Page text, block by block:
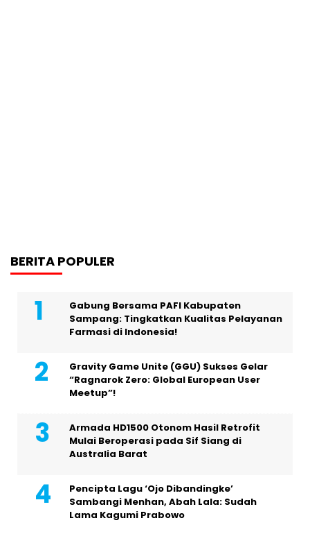
BERITA POPULER
Gabung Bersama PAFI Kabupaten
Sampang: Tingkatkan Kualitas Pelayanan
Farmasi di Indonesia!
Gravity Game Unite (GGU) Sukses Gelar
“Ragnarok Zero: Global European User
Meetup”!
Armada HD1500 Otonom Hasil Retrofit
Mulai Beroperasi pada Sif Siang di
Australia Barat
Pencipta Lagu ‘Ojo Dibandingke’
Sambangi Menhan, Abah Lala: Sudah
Lama Kagumi Prabowo